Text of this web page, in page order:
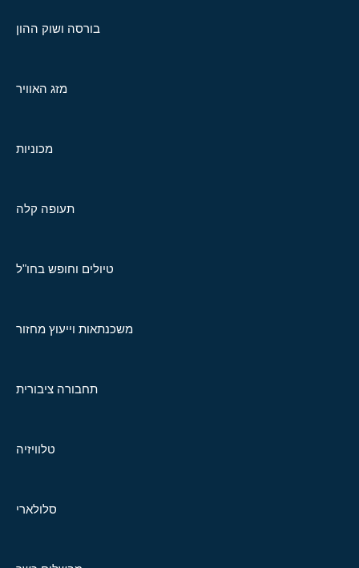
בורסה ושוק ההון
מזג האוויר
מכוניות
תעופה קלה
טיולים וחופש בחו"ל
משכנתאות וייעוץ מחזור
תחבורה ציבורית
טלוויזיה
סלולארי